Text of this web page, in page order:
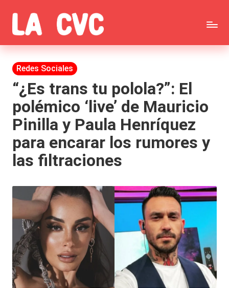
Saltar
al
contenido
C
o
p
u
c
h
a
s
y
F
ar
á
n
d
Todas
las
noticias
de
la
farándula,
Realitys,
Brava,
Gran
Hermano
-
Tendencias
Publicada
en
Redes Sociales
“¿Es trans tu polola?”: El
polémico ‘live’ de Mauricio
Pinilla y Paula Henríquez
para encarar los rumores y
las filtraciones